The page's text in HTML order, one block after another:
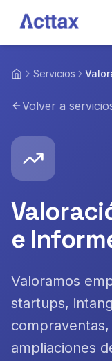
Servicios
Blog
Sobre Nosotros
Equipo
Servicios
Volver a
e
Valoramos
startups,
ampliaciones